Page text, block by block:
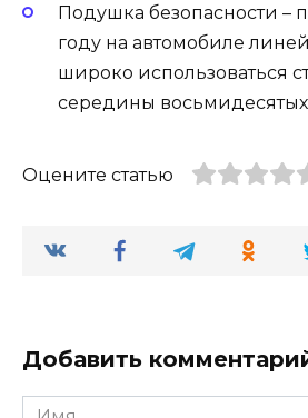
Подушка безопасности –
году на автомобиле
широко использоваться
середины восьмидесятых
Оцените статью
Добавить
Имя